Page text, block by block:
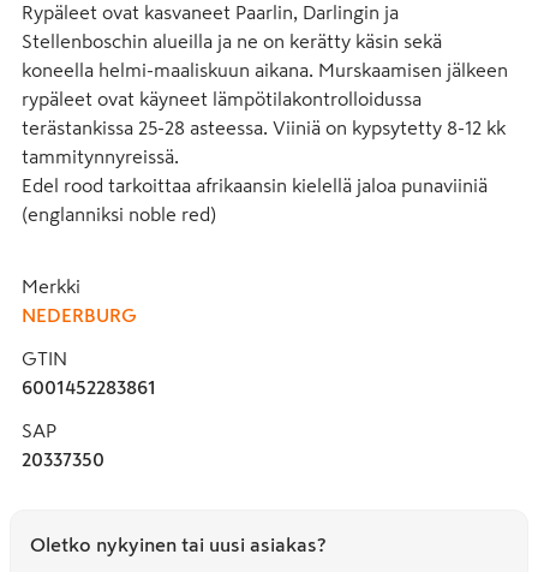
Rypäleet ovat kasvaneet Paarlin, Darlingin ja
Stellenboschin alueilla ja ne on kerätty käsin sekä
koneella helmi-maaliskuun aikana. Murskaamisen jälkeen
rypäleet ovat käyneet lämpötilakontrolloidussa
terästankissa 25-28 asteessa. Viiniä on kypsytetty 8-12 kk
tammitynnyreissä.
Edel rood tarkoittaa afrikaansin kielellä jaloa punaviiniä
(englanniksi noble red)
Merkki
NEDERBURG
GTIN
6001452283861
SAP
20337350
Oletko nykyinen tai uusi asiakas?